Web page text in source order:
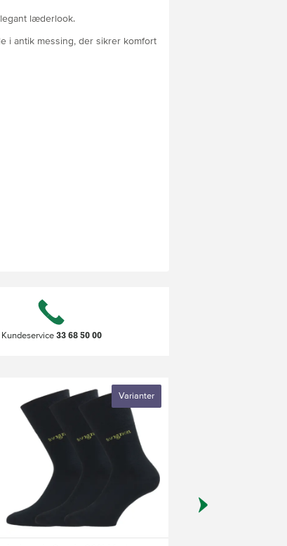
læderlook.
i antik messing, der sikrer komfort
Kundeservice33 68 50 00
Varianter